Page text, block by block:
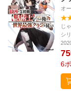
オ
じ
シ
6